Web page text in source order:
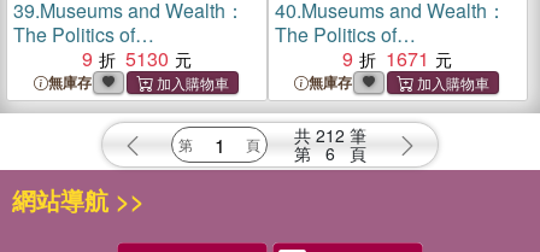
39.Museums and Wealth：
The Politics of
Contemporary Art
Collections
9 5130
無庫存
40.Museums and Wealth：
The Politics of
Contemporary Art
Collections
9 1671
無庫存
共 212 筆
第 6 頁
網站導航 >>